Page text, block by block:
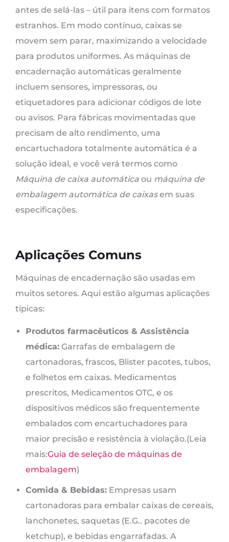
antes de selá-las – útil para itens com formatos
estranhos. Em modo contínuo, caixas se
movem sem parar, maximizando a velocidade
para produtos uniformes. As máquinas de
encadernação automáticas geralmente
incluem sensores, impressoras, ou
etiquetadores para adicionar códigos de lote
ou avisos. Para fábricas movimentadas que
precisam de alto rendimento, uma
encartuchadora totalmente automática é a
solução ideal, e você verá termos como
Máquina de caixa automática ou máquina de
embalagem automática de caixasem suas
especificações.
Aplicações Comuns
Máquinas de encadernação são usadas em
muitos setores. Aqui estão algumas aplicações
típicas:
Produtos farmacêuticos & Assistência
médica: Garrafas de embalagem de
cartonadoras, frascos, Blister pacotes, tubos,
e folhetos em caixas. Medicamentos
prescritos, Medicamentos OTC, e os
dispositivos médicos são frequentemente
embalados com encartuchadores para
maior precisão e resistência à violação.(Leia
mais:Guia de seleção de máquinas de
embalagem)
Comida & Bebidas: Empresas usam
cartonadoras para embalar caixas de cereais,
lanchonetes, saquetas (E.G.. pacotes de
ketchup), e bebidas engarrafadas. A